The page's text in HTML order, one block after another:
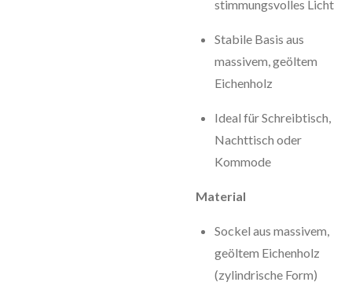
stimmungsvolles Licht
Stabile Basis aus
massivem, geöltem
Eichenholz
Ideal für Schreibtisch,
Nachttisch oder
Kommode
Material
Sockel aus massivem,
geöltem Eichenholz
(zylindrische Form)